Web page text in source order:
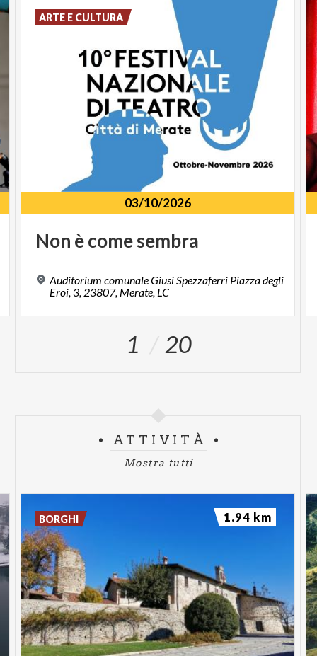
03/10/2026
Non ècomesembra
Auditorium comunale Giusi Spezzaferri Piazza degli
Eroi, 3, 23807, Merate, LC
ARTE E CULTURA
1 20
ATTIVITÀ
Mostra tutti
BORGHI 1.94 km